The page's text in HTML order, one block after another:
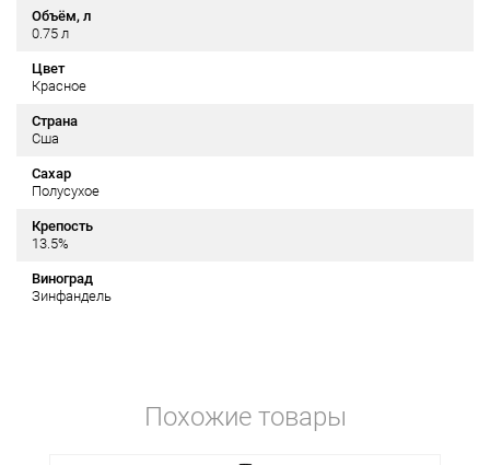
Объём, л
0.75 л
Цвет
Красное
Страна
Сша
Сахар
Полусухое
Крепость
13.5%
Виноград
Зинфандель
Похожие товары